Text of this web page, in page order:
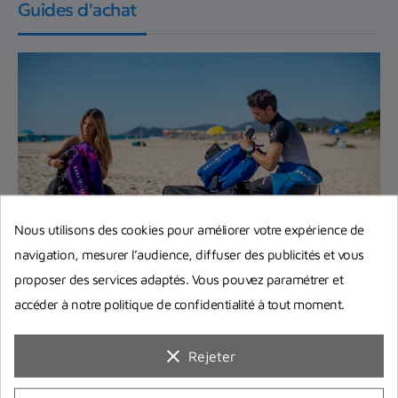
Guides d'achat
Equipement complet de plongée :
Quel matériel choisir pour bien
débuter ?
Vous pensez à investir dans votre premier
toutes vos interrogations et...
Nous utilisons des cookies pour améliorer votre expérience de
navigation, mesurer l’audience, diffuser des publicités et vous
proposer des services adaptés. Vous pouvez paramétrer et
accéder à notre politique de confidentialité à tout moment.
clear Rejeter